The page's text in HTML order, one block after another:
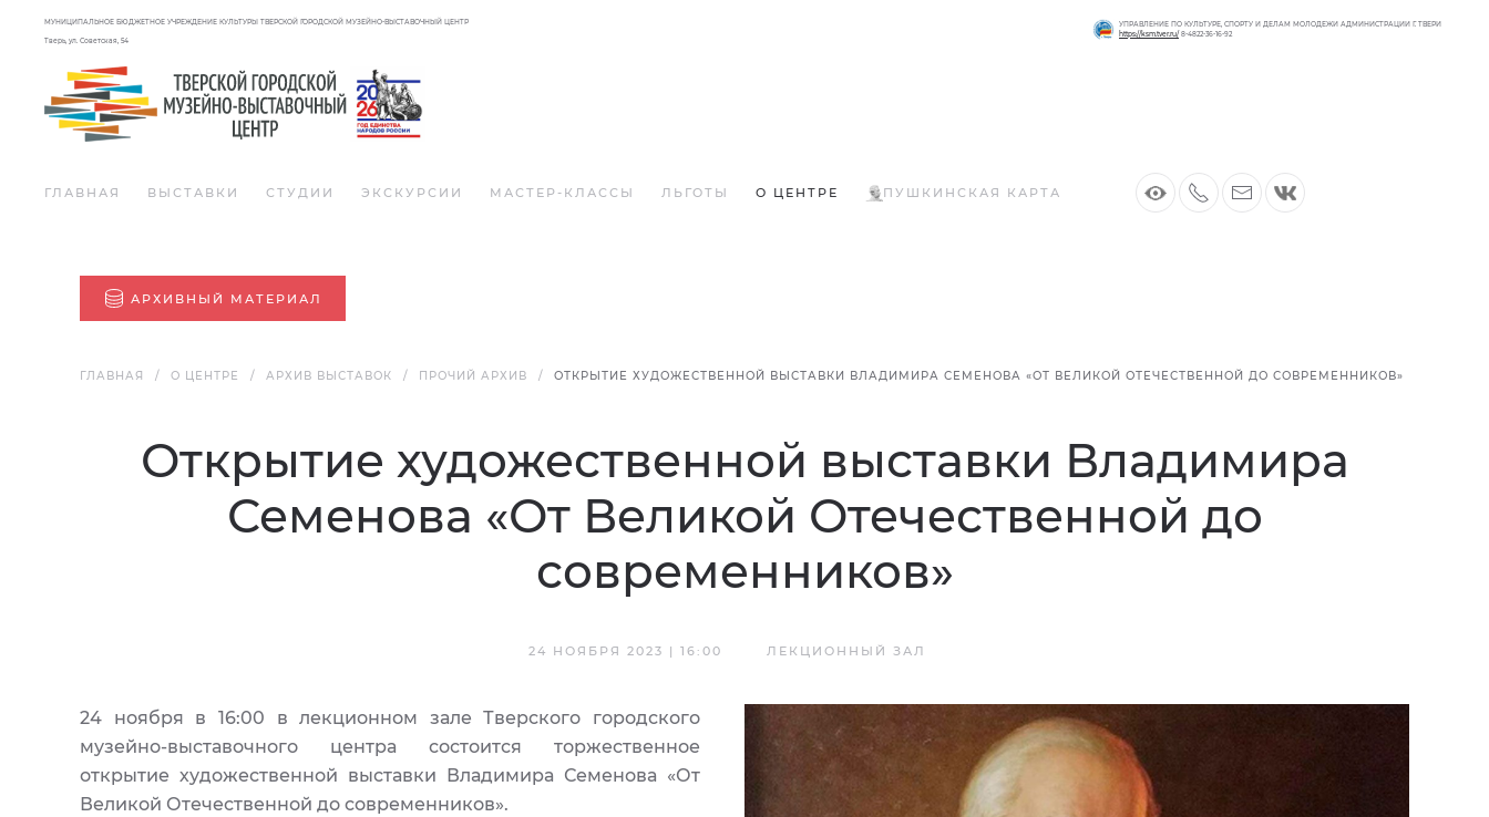
МУНИЦИПАЛЬНОЕ БЮДЖЕТНОЕ УЧРЕЖДЕНИЕ КУЛЬТУРЫ ТВЕРСКОЙ ГОРОДСКОЙ МУЗЕЙНО-ВЫСТАВОЧНЫЙ ЦЕНТР
Тверь, ул. Советская, 54
УПРАВЛЕНИЕ ПО КУЛЬТУРЕ, СПОРТУ И ДЕЛАМ МОЛОДЕЖИ АДМИНИСТРАЦИИ Г. ТВЕРИ
https://ksm.tver.ru/ 8-4822-36-16-92
ГЛАВНАЯ ВЫСТАВКИ СТУДИИ ЭКСКУРСИИ МАСТЕР-КЛАССЫ ЛЬГОТЫ О ЦЕНТРЕ ПУШКИНСКАЯ КАРТА
АРХИВНЫЙ МАТЕРИАЛ
ГЛАВНАЯ О ЦЕНТРЕ АРХИВ ВЫСТАВОК ПРОЧИЙ АРХИВ ОТКРЫТИЕ ХУДОЖЕСТВЕННОЙ ВЫСТАВКИ ВЛАДИМИРА СЕМЕНОВА «ОТ ВЕЛИКОЙ ОТЕЧЕСТВЕННОЙ ДО СОВРЕМЕННИКОВ»
Открытие художественной выставки Владимира
Семенова «От Великой Отечественной до
современников»
24 НОЯБРЯ 2023 | 16:00 ЛЕКЦИОННЫЙ ЗАЛ
24 ноября в 16:00 в лекционном зале Тверского городского
музейно-выставочного центра состоится торжественное
открытие художественной выставки Владимира Семенова «От
Великой Отечественной до современников».